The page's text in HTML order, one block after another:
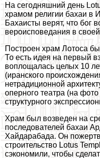
На сегодняшний день
храмом религии бахаи в
Бахаисты верят, что бог
вероисповедания в
Построен храм Лотоса
То есть идея на первый
воплощалась целых 10
(иранского
нетрадиционной
оперного театра (на
структурного
Храм был возведен на
последователей бахаи
Хайдаpaбада. Он
строительство Lotus
сэкономили, чтобы